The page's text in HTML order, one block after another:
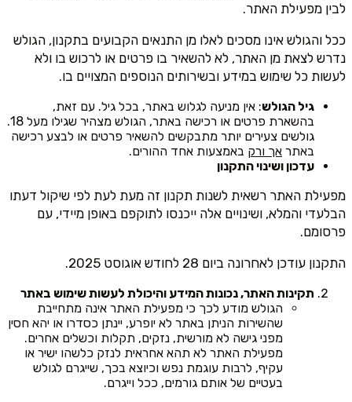
לבין מפעילת האתר.
ככל והגולש אינו מסכים לאלו מן התנאים הקבועים בתקנון, הגולש
נדרש לצאת מן האתר, לא להשאיר בו פרטים או לרכוש בו ולא
לעשות כל שימוש במידע ובשירותים הנוספים המצויים בו.
גיל הגולש: אין מניעה לגלוש באתר, בכל גיל. עם זאת,
בהשארת פרטים או רכישה באתר, הגולש מצהיר שגילו מעל 18.
גולשים צעירים יותר מתבקשים להשאיר פרטים או לבצע רכישה
באתר אך ורק באמצעות אחד ההורים.
עדכון ושינוי התקנון
מפעילת האתר רשאית לשנות תקנון זה מעת לעת לפי שיקול דעתו
הבלעדי והמלא, ושינויים אלה ייכנסו לתוקפם באופן מיידי, עם
פרסומם.
התקנון עודכן לאחרונה ביום 28 לחודש אוגוסט 2025.
תקינות האתר, נכונות המידע והיכולת לעשות שימוש באתר
הגולש מודע לכך כי מפעילת האתר אינה מתחייבת
שהשירות הניתן באתר לא יופרע, יינתן כסדרו או יהא חסין
מפני גישה לא מורשית, נזקים, תקלות וכשלים אחרים.
מפעילת האתר לא תהא אחראית לנזק כלשהו ישיר או
עקיף, לרבות עוגמת נפש וכיוצא בכך, שייגרם לגולש
בעטיים של אותם גורמים, ככל וייגרם.